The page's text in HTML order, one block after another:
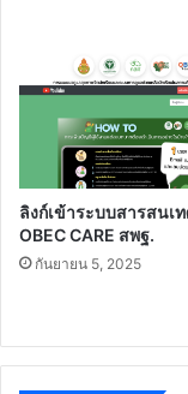
ลิงก์เข้าระบบสารสนเท
OBEC CARE สพฐ.
กันยายน 5, 2025